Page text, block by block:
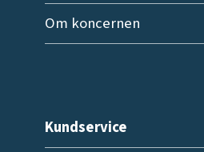
Om koncernen
Kundservice